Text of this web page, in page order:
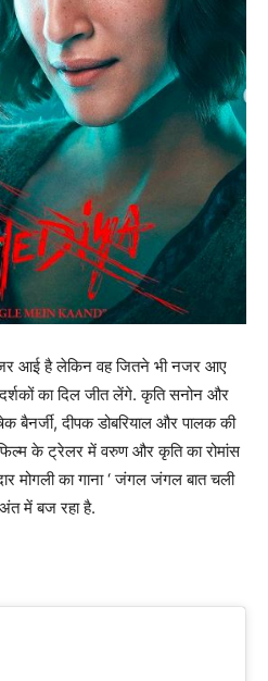
आई है लेकिन वह जितने भी नजर आए
का दिल जीत लेंगे. कृति सनोन और
बैनर्जी, दीपक डोबरियाल और पालक की
के ट्रेलर में वरुण और कृति का रोमांस
मोगली का गाना ‘ जंगल जंगल बात चली
में बज रहा है.